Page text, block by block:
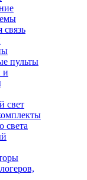
пульты
и
свет
света